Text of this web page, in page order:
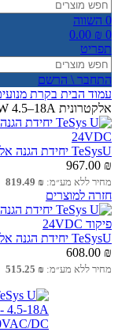
0 השווה
0
0.00 ₪
תפריט
התחבר \ הרשם
עמוד הבית בקרת
אלקטרונית 7.5KW 4.5–18A פיקוד 110–240VAC/DC
TeSysU יחידת הגנה אלקטרונית 7.5KW 4.5–18A פיקוד 24VDC
967.00 ₪
מחיר ללא מע״מ: 819.49 ₪
חזרה למוצרים
TeSysU יחידת הגנה אלקטרונית 0.25KW 0.35–1.4A פיקוד 24VDC
608.00 ₪
מחיר ללא מע״מ: 515.25 ₪